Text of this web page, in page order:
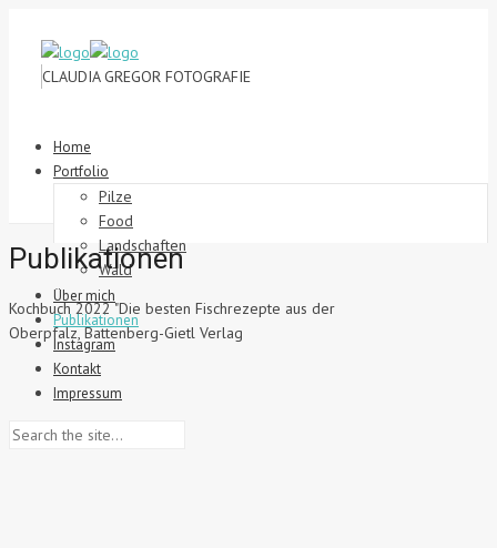
CLAUDIA GREGOR FOTOGRAFIE
Home
Portfolio
Pilze
Food
Landschaften
Wald
Über mich
Publikationen
Instagram
Kontakt
Impressum
Publikationen
Kochbuch 2022 "Die besten Fischrezepte aus der
Oberpfalz, Battenberg-Gietl Verlag